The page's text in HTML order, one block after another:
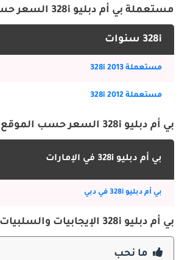
والأناقة، والابتكار في فئة السيارات الفاخرة.
الخارجية
مستعملة بي أم دبليو 328i السعر حسب السنة
328i سنوات
مستعملة 328i 2013
مستعملة 328i 2012
بي أم دبليو 328i السعر حسب الموقع
بي أم دبليو 328i في الإمارات
بي أم دبليو 328i في دبي
بي أم دبليو 328i الإيجابيات والسلبيات
ما نحب